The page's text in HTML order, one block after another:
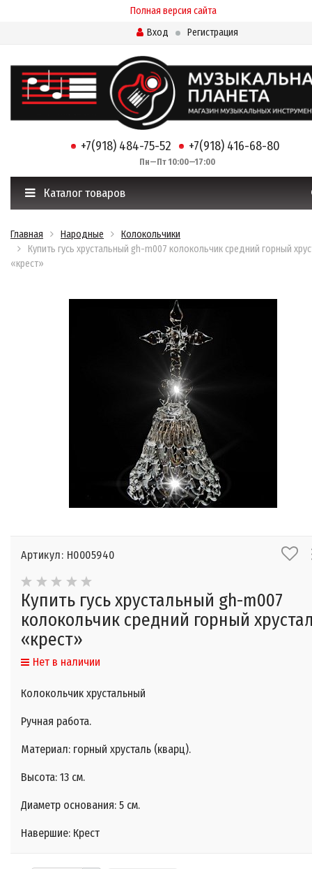
Полная версия сайта
Вход
Регистрация
+7(918) 484-75-52 +7(918) 416-68-80
Пн—Пт 10:00—17:00
Каталог товаров
Главная Народные
Колокольчики
Купить гусь хрустальный gh-m007 колокольчик средний горный
«крест»
Артикул: Н0005940
Купить гусь хрустальный gh-m007
колокольчик средний горный
«крест»
Нет в наличии
Колокольчик хрустальный
Ручная работа.
Материал: горный хрусталь (кварц).
Высота: 13 см.
Диаметр основания: 5 см.
Навершие: Крест